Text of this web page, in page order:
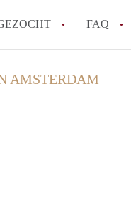
FAQ
AMSTERDAM